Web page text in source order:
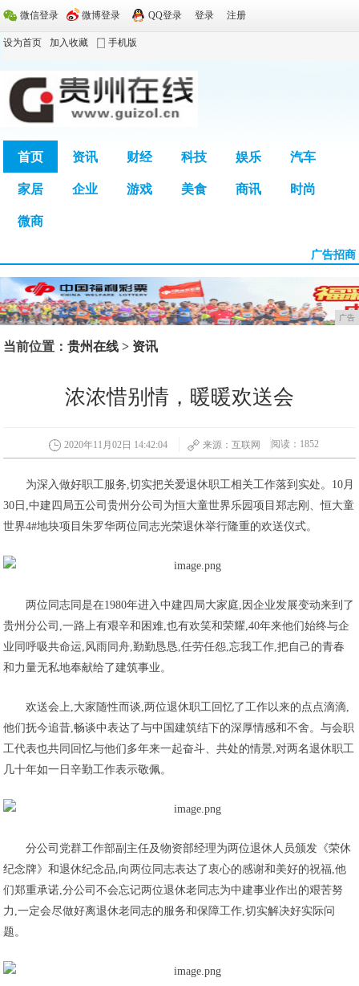
微信登录 微博登录 QQ登录 登录 注册
设为首页 加入收藏 手机版
首页 资讯 财经 科技 娱乐 汽车
家居 企业 游戏 美食 商讯 时尚
微商
广告招商
广告
当前位置：贵州在线 > 资讯
浓浓惜别情，暖暖欢送会
2020年11月02日 14:42:04 来源：互联网 阅读：1852
为深入做好职工服务,切实把关爱退休职工相关工作落到实处。10月
30日,中建四局五公司贵州分公司为恒大童世界乐园项目郑志刚、恒大童
世界4#地块项目朱罗华两位同志光荣退休举行隆重的欢送仪式。
两位同志同是在1980年进入中建四局大家庭,因企业发展变动来到了
贵州分公司,一路上有艰辛和困难,也有欢笑和荣耀,40年来他们始终与企
业同呼吸共命运,风雨同舟,勤勤恳恳,任劳任怨,忘我工作,把自己的青春
和力量无私地奉献给了建筑事业。
欢送会上,大家随性而谈,两位退休职工回忆了工作以来的点点滴滴,
他们抚今追昔,畅谈中表达了与中国建筑结下的深厚情感和不舍。与会职
工代表也共同回忆与他们多年来一起奋斗、共处的情景,对两名退休职工
几十年如一日辛勤工作表示敬佩。
分公司党群工作部副主任及物资部经理为两位退休人员颁发《荣休
纪念牌》和退休纪念品,向两位同志表达了衷心的感谢和美好的祝福,他
们郑重承诺,分公司不会忘记两位退休老同志为中建事业作出的艰苦努
力,一定会尽做好离退休老同志的服务和保障工作,切实解决好实际问
题。